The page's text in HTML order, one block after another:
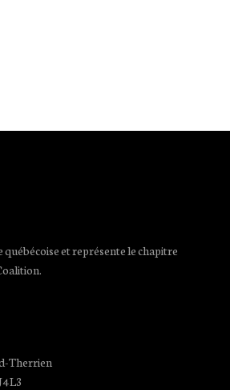
québécoise et représente le chapitre
Therrien
4L3